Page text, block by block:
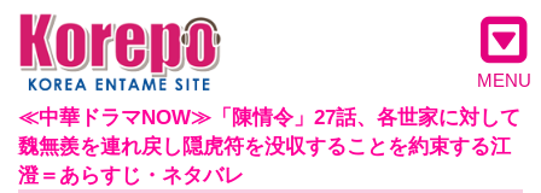
MENU
≪中華ドラマNOW≫「陳情令」27話、各世家に対して
魏無羨を連れ戻し隠虎符を没収することを約束する江
澄＝あらすじ・ネタバレ